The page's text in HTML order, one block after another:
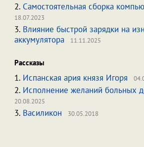
2. Самостоятельная сборка
18.07.2023
3. Влияние быстрой зарядки на
аккумулятора
11.11.2025
Рассказы
1. Испанская ария князя Игоря
2. Исполнение желаний больных
20.08.2025
3. Василикон 30.05.2018